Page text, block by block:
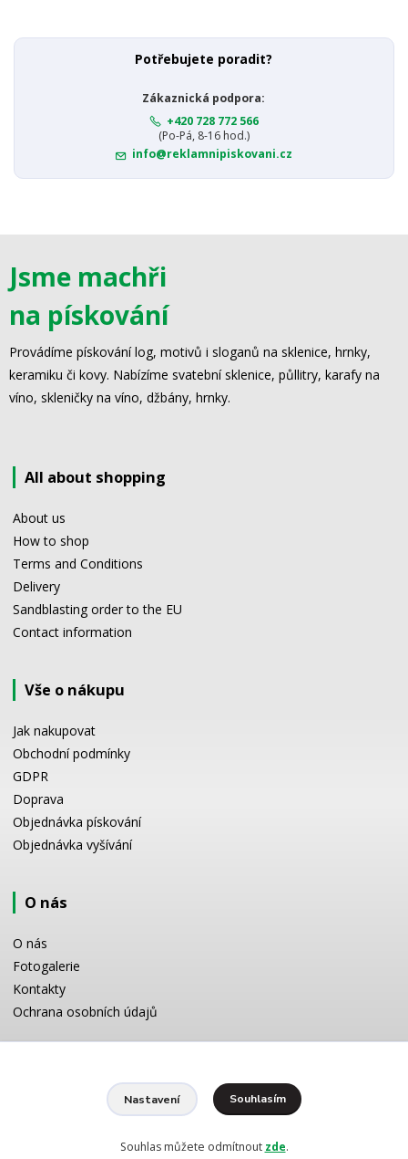
Potřebujete poradit?
Zákaznická podpora:
+420 728 772 566
(Po-Pá, 8-16 hod.)
info@reklamnipiskovani.cz
Jsme machři
na pískování
Provádíme pískování log, motivů i sloganů na sklenice, hrnky,
keramiku či kovy. Nabízíme svatební sklenice, půllitry, karafy na
víno, skleničky na víno, džbány, hrnky.
All about shopping
About us
How to shop
Terms and Conditions
Delivery
Sandblasting order to the EU
Contact information
Vše o nákupu
Jak nakupovat
Obchodní podmínky
GDPR
Doprava
Objednávka pískování
Objednávka vyšívání
O nás
O nás
Fotogalerie
Kontakty
Ochrana osobních údajů
Potřebujete poradit s výběrem? Neváhejte se zeptat:
+420 728 772 566
info@reklamnipiskovani.cz
Nastavení Souhlasím
Souhlas můžete odmítnout zde.